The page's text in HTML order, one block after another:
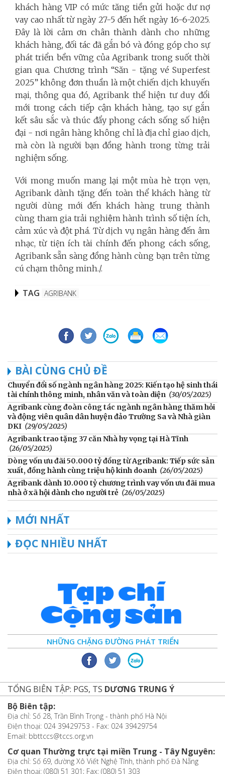
khách hàng VIP có mức tăng tiền gửi hoặc dư nợ
vay cao nhất từ ngày 27-5 đến hết ngày 16-6-2025.
Đây là lời cảm ơn chân thành dành cho những
khách hàng, đối tác đã gắn bó và đóng góp cho sự
phát triển bền vững của Agribank trong suốt thời
gian qua. Chương trình “Săn - tặng vé Superfest
2025” không đơn thuần là một chiến dịch khuyến
mại, thông qua đó, Agribank thể hiện tư duy đổi
mới trong cách tiếp cận khách hàng, tạo sự gắn
kết sâu sắc và thúc đẩy phong cách sống số hiện
đại - nơi ngân hàng không chỉ là địa chỉ giao dịch,
mà còn là người bạn đồng hành trong từng trải
nghiệm sống.
Với mong muốn mang lại một mùa hè trọn vẹn,
Agribank dành tặng đến toàn thể khách hàng từ
người dùng mới đến khách hàng trung thành
cùng tham gia trải nghiệm hành trình số tiện ích,
cảm xúc và đột phá. Từ dịch vụ ngân hàng đến âm
nhạc, từ tiện ích tài chính đến phong cách sống,
Agribank sẵn sàng đồng hành cùng bạn trên từng
cú chạm thông minh./.
TAG AGRIBANK
BÀI CÙNG CHỦ ĐỀ
Chuyển đổi số ngành ngân hàng 2025: Kiến tạo hệ sinh thái
tài chính thông minh, nhân văn và toàn diện (30/05/2025)
Agribank cùng đoàn công tác ngành ngân hàng thăm hỏi
và động viên quân dân huyện đảo Trường Sa và Nhà giàn
DKI (29/05/2025)
Agribank trao tặng 37 căn Nhà hy vọng tại Hà Tĩnh
(26/05/2025)
Dòng vốn ưu đãi 50.000 tỷ đồng từ Agribank: Tiếp sức sản
xuất, đồng hành cùng triệu hộ kinh doanh (26/05/2025)
Agribank dành 10.000 tỷ chương trình vay vốn ưu đãi mua
nhà ở xã hội dành cho người trẻ (26/05/2025)
MỚI NHẤT
ĐỌC NHIỀU NHẤT
NHỮNG CHẶNG ĐƯỜNG PHÁT TRIỂN
TỔNG BIÊN TẬP: PGS, TS DƯƠNG TRUNG Ý
Bộ Biên tập:
Địa chỉ: Số 28, Trần Bình Trọng - thành phố Hà Nội
Điện thoại: 024 39429753 - Fax: 024 39429754
Email: bbttccs@tccs.org.vn
Cơ quan Thường trực tại miền Trung - Tây Nguyên:
Địa chỉ: Số 69, đường Xô Viết Nghệ Tĩnh, thành phố Đà Nẵng
Điện thoại: (080) 51 301; Fax: (080) 51 303